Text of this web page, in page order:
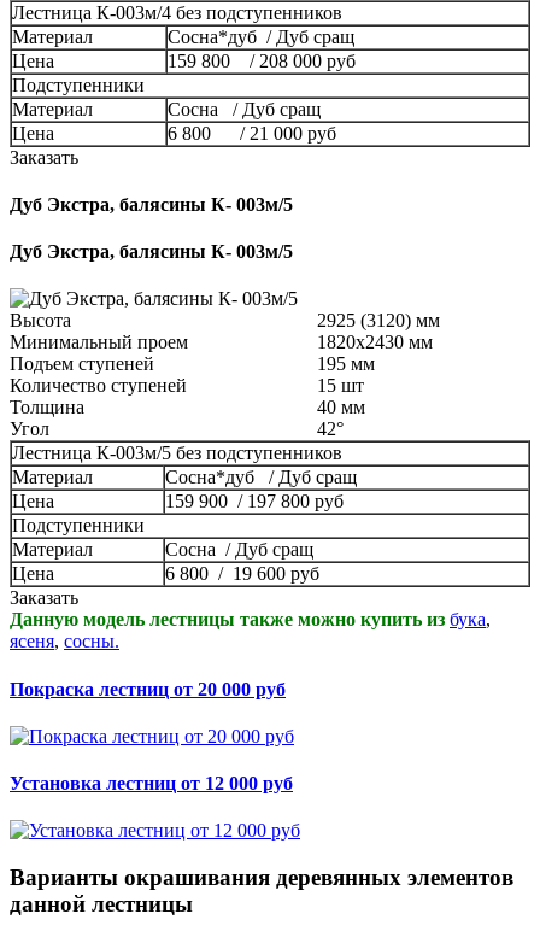
Лестница К-003м/4 без подступенников
Материал
Сосна*дуб / Дуб сращ
Цена
159 800 / 208 000 руб
Подступенники
Материал
Сосна / Дуб сращ
Цена
6 800 / 21 000 руб
Заказать
Дуб Экстра, балясины К- 003м/5
Дуб Экстра, балясины К- 003м/5
Высота
2925 (3120) мм
Минимальный проем
1820x2430 мм
Подъем ступеней
195 мм
Количество ступеней
15 шт
Толщина
40 мм
Угол
42°
Лестница К-003м/5 без подступенников
Материал
Сосна*дуб / Дуб сращ
Цена
159 900 / 197 800 руб
Подступенники
Материал
Сосна / Дуб сращ
Цена
6 800 / 19 600 руб
Заказать
Данную модель лестницы также можно купить из бука,
ясеня, сосны.
Покраска лестниц от 20 000 руб
Установка лестниц от 12 000 руб
Варианты окрашивания деревянных элементов
данной лестницы